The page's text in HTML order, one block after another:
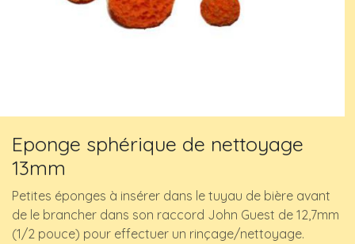
Eponge sphérique de nettoyage
13mm
Petites éponges à insérer dans le tuyau de bière avant
de le brancher dans son raccord John Guest de 12,7mm
(1/2 pouce) pour effectuer un rinçage/nettoyage.